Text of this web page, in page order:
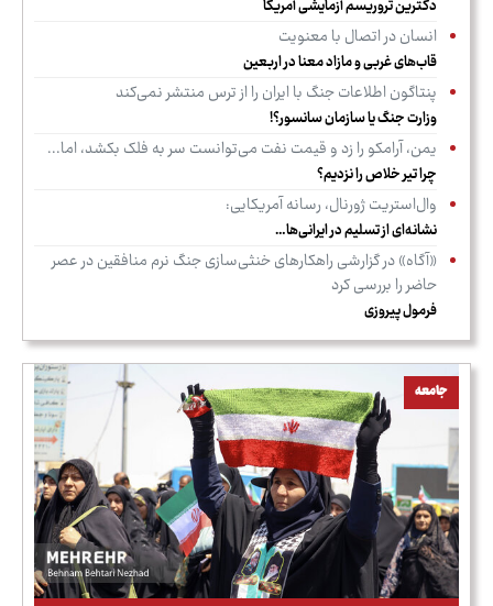
دکترین تروریسم آزمایشی آمریکا
انسان در اتصال با معنویت
قاب‌های غربی و مازاد معنا در اربعین
پنتاگون اطلاعات جنگ با ایران را از ترس منتشر نمی‌کند
وزارت جنگ یا سازمان سانسور؟!
یمن، آرامکو را زد و قیمت نفت می‌توانست سر به فلک بکشد، اما...
چرا تیر خلاص را نزدیم؟
وال‌استریت ژورنال، رسانه آمریکایی:
نشانه‌ای از تسلیم در ایرانی‌ها…
«آگاه» در گزارشی راهکارهای خنثی‌سازی جنگ نرم منافقین در عصر
حاضر را بررسی کرد
فرمول پیروزی
جامعه